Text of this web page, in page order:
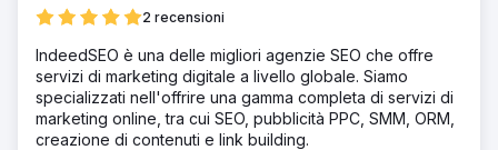
2 recensioni
IndeedSEO è una delle migliori agenzie SEO che offre
servizi di marketing digitale a livello globale. Siamo
specializzati nell'offrire una gamma completa di servizi di
marketing online, tra cui SEO, pubblicità PPC, SMM, ORM,
creazione di contenuti e link building.